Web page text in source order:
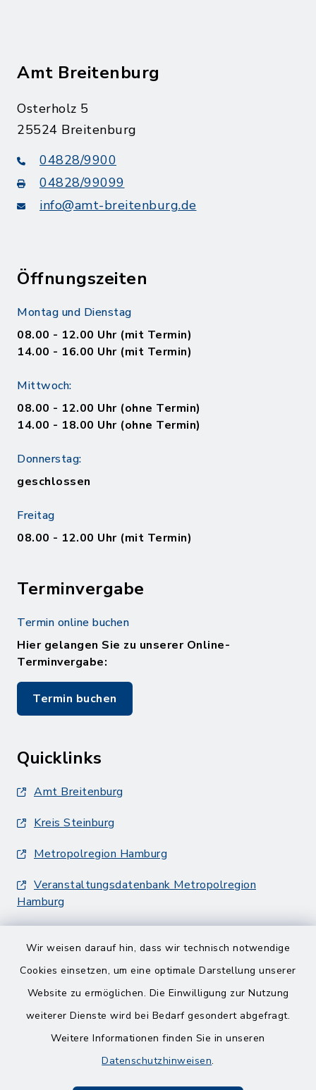
Wir weisen darauf hin, dass wir technisch notwendige
Cookies einsetzen, um eine optimale Darstellung unserer
Website zu ermöglichen. Die Einwilligung zur Nutzung
weiterer Dienste wird bei Bedarf gesondert abgefragt.
Weitere Informationen finden Sie in unseren
Datenschutzhinweisen.
Amt Breitenburg
Osterholz 5
25524 Breitenburg
04828/9900
04828/99099
info@amt-breitenburg.de
Öffnungszeiten
Montag und Dienstag
08.00 - 12.00 Uhr (mit Termin)
14.00 - 16.00 Uhr (mit Termin)
Mittwoch:
08.00 - 12.00 Uhr (ohne Termin)
14.00 - 18.00 Uhr (ohne Termin)
Donnerstag:
geschlossen
Freitag
08.00 - 12.00 Uhr (mit Termin)
Terminvergabe
Termin online buchen
Hier gelangen Sie zu unserer Online-
Terminvergabe:
Termin buchen
Quicklinks
Amt Breitenburg
Kreis Steinburg
Metropolregion Hamburg
Veranstaltungsdatenbank Metropolregion
Hamburg
Barrierefreiheit